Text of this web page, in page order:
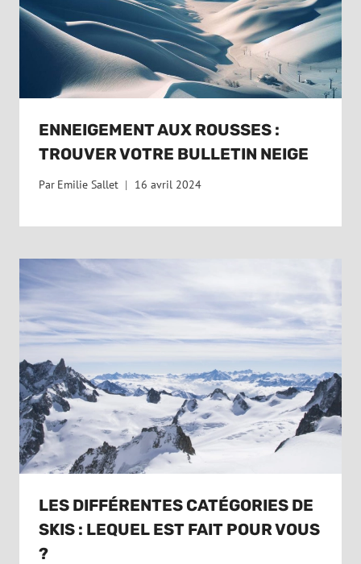
ENNEIGEMENT AUX ROUSSES :
TROUVER VOTRE BULLETIN NEIGE
Par Emilie Sallet 16 avril 2024
LES DIFFÉRENTES CATÉGORIES DE
SKIS : LEQUEL EST FAIT POUR VOUS
?